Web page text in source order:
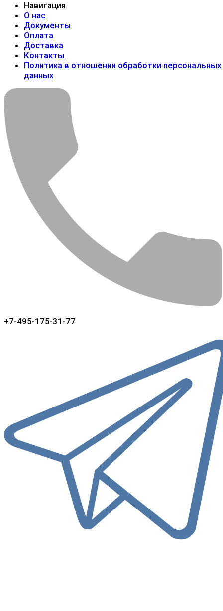
Навигация
О нас
Документы
Оплата
Доставка
Контакты
Политика в отношении обработки персональных
данных
+7-495-175-31-77